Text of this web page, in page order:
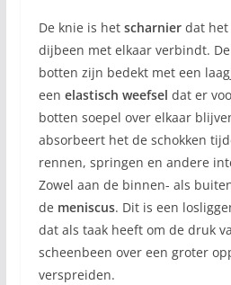
De knie is het scharnierdat het
dijbeen met elkaar verbindt.
botten zijn bedekt met een
een elastisch weefsel dat er
botten soepel over elkaar
absorbeert het de schokken
rennen, springen en andere
Zowel aan de binnen- als
de meniscus. Dit is een
dat als taak heeft om de druk
scheenbeen over een groter
verspreiden.